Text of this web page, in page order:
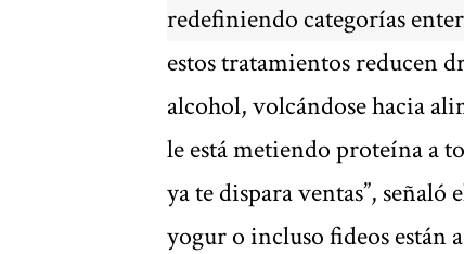
redefiniendo categorías
estos tratamientos reducen
alcohol, volcándose hacia
le está metiendo proteína a
ya te dispara ventas”,
yogur o incluso fideos están